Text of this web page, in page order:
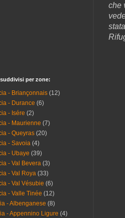
che
per zone:
- Briançonnais (12)
- Durance (6)
- Isére (2)
- Maurienne (7)
- Queyras (20)
- Savoia (4)
- Ubaye (39)
- Val Bevera (3)
- Val Roya (33)
- Val Vésubie (6)
- Valle Tinée (12)
- Albenganese (8)
- Appennino Ligure (4)